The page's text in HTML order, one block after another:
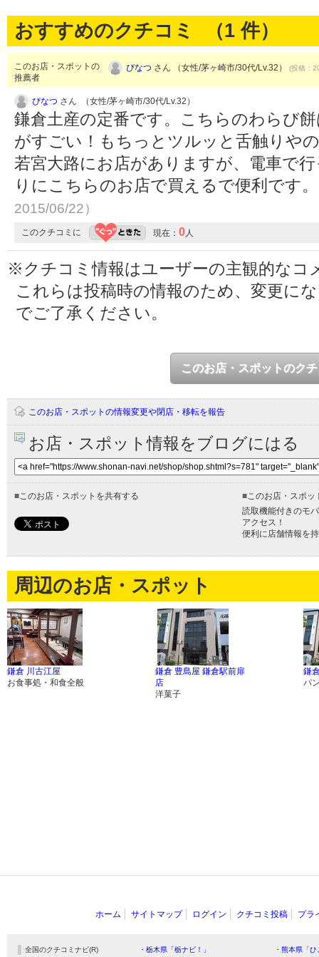
おすすめのクチコミ （1 件）
このお店・スポットの
推薦者
ぴなつ さん （女性/茅ヶ崎市/30代/Lv.32） (投稿：
ぴなつ さん （女性/茅ヶ崎市/30代/Lv.32）
鎌倉土産の定番です。こちらのわらび
がすごい！もちっとツルッと舌触りや
若宮大路にお店がありますが、電車で
りにこちらのお店で買えるで便利です
2015/06/22）
このクチコミに 現在： 0人
※クチコミ情報はユーザーの主観的なコ
これらは投稿時の情報のため、変更に
でご了承ください。
このお店・スポットのク
このお店・スポットの情報変更や閉店・移転を報告
お店・スポット情報をブログにはる
■このお店・スポットを共有する ■このお店・スポッ
読取機能付きのモ
アクセス！
便利に店舗情報を
周辺のお店・スポット
鎌倉 川古江屋
お食事処・和食全般
鎌倉 豊島屋 鎌倉駅前扉
店
洋菓子
鎌
パ
ホーム サイトマップ ログイン クチコミ投稿 プラ
全国のクチコミナビ(R) ・栃木県「栃ナビ！」 ・熊本県「